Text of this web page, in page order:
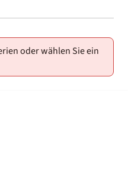
oder wählen Sie ein